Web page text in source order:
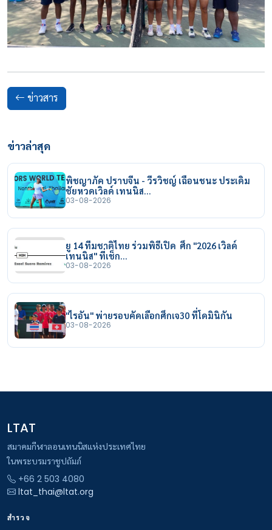
ข่าวสาร
ข่าวล่าสุด
พิชญาภัค ปราบจีน - วีรวิชญ์ เฉือนชนะ ประเดิม
ชัยหวดเวิลด์ เทนนิส…
03-08-2026
ยู 14 ทีมชาติไทย ร่วมพิธีเปิด ศึก "2026 เวิลด์
เทนนิส" ที่เช็ก…
03-08-2026
"ไรอัน" พ่ายรอบคัดเลือกศึกเจ30 ที่โดมินิกัน
03-08-2026
LTAT
สมาคมกีฬาลอนเทนนิสแห่งประเทศไทย
ในพระบรมราชูปถัมภ์
+66 2 503 4080
ltat_thai@ltat.org
สำรวจ